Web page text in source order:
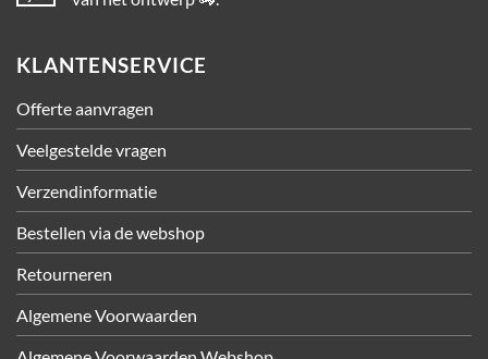
KLANTENSERVICE
Offerte aanvragen
Veelgestelde vragen
Verzendinformatie
Bestellen via de webshop
Retourneren
Algemene Voorwaarden